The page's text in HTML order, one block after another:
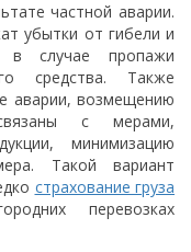
частной аварии.
убытки от гибели и
в случае пропажи
средства. Также
аварии, возмещению
с мерами,
минимизацию
Такой вариант
страхование груза
перевозках